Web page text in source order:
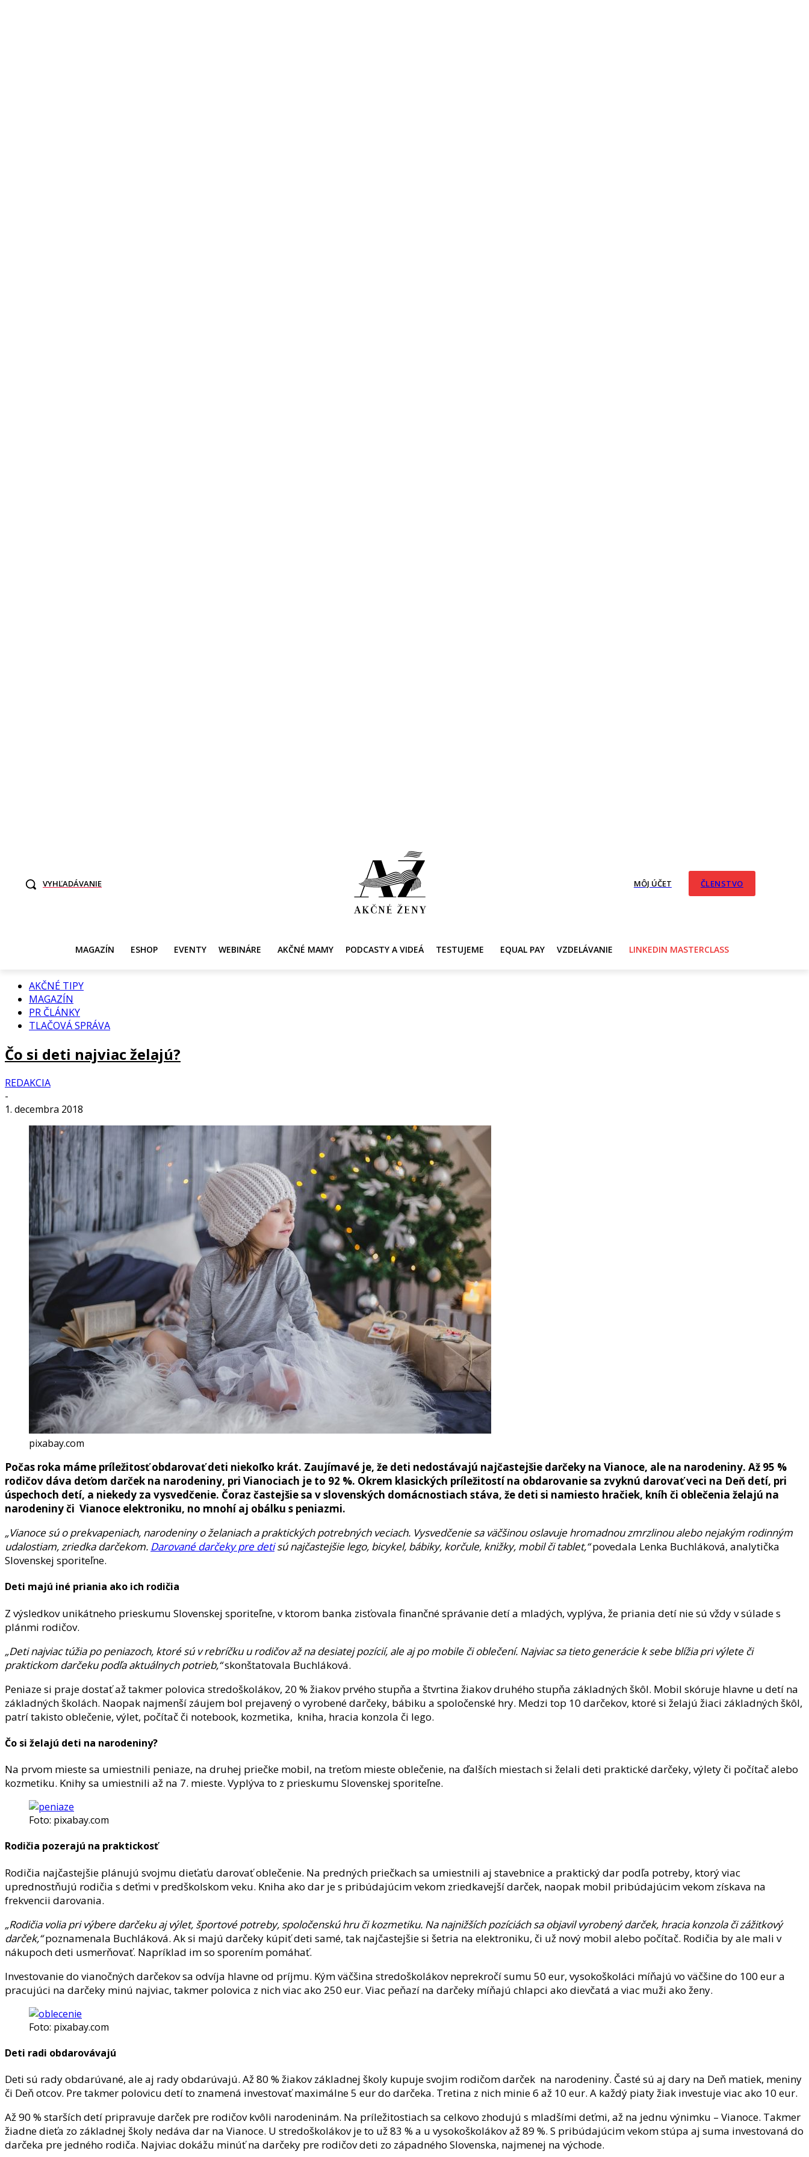
VYHĽADÁVANIE MÔJ ÚČET ČLENSTVO
MAGAZÍN ESHOP EVENTY WEBINÁRE AKČNÉ MAMY PODCASTY A VIDEÁ TESTUJEME EQUAL PAY VZDELÁVANIE LINKEDIN MASTERCLASS
AKČNÉ TIPY
MAGAZÍN
PR ČLÁNKY
TLAČOVÁ SPRÁVA
Čo si deti najviac želajú?
REDAKCIA
-
1. decembra 2018
pixabay.com
Počas roka máme príležitosť obdarovať deti niekoľko krát. Zaujímavé je, že deti nedostávajú najčastejšie darčeky na Vianoce, ale na narodeniny. Až 95 %
rodičov dáva deťom darček na narodeniny, pri Vianociach je to 92 %. Okrem klasických príležitostí na obdarovanie sa zvyknú darovať veci na Deň detí, pri
úspechoch detí, a niekedy za vysvedčenie. Čoraz častejšie sa v slovenských domácnostiach stáva, že deti si namiesto hračiek, kníh či oblečenia želajú na
narodeniny či Vianoce elektroniku, no mnohí aj obálku s peniazmi.
„Vianoce sú o prekvapeniach, narodeniny o želaniach a praktických potrebných veciach. Vysvedčenie sa väčšinou oslavuje hromadnou zmrzlinou alebo nejakým rodinným
udalostiam, zriedka darčekom. Darované darčeky pre detisú najčastejšie lego, bicykel, bábiky, korčule, knižky, mobil či tablet,“povedala Lenka Buchláková, analytička
Slovenskej sporiteľne.
Deti majú iné priania ako ich rodičia
Z výsledkov unikátneho prieskumu Slovenskej sporiteľne, v ktorom banka zisťovala finančné správanie detí a mladých, vyplýva, že priania detí nie sú vždy v súlade s
plánmi rodičov.
„Deti najviac túžia po peniazoch, ktoré sú v rebríčku u rodičov až na desiatej pozícií, ale aj po mobile či oblečení. Najviac sa tieto generácie k sebe blížia pri výlete či
praktickom darčeku podľa aktuálnych potrieb,“skonštatovala Buchláková.
Peniaze si praje dostať až takmer polovica stredoškolákov, 20 % žiakov prvého stupňa a štvrtina žiakov druhého stupňa základných škôl. Mobil skóruje hlavne u detí na
základných školách. Naopak najmenší záujem bol prejavený o vyrobené darčeky, bábiku a spoločenské hry. Medzi top 10 darčekov, ktoré si želajú žiaci základných škôl,
patrí takisto oblečenie, výlet, počítač či notebook, kozmetika, kniha, hracia konzola či lego.
Čo si želajú deti na narodeniny?
Na prvom mieste sa umiestnili peniaze, na druhej priečke mobil, na treťom mieste oblečenie, na ďalších miestach si želali deti praktické darčeky, výlety či počítač alebo
kozmetiku. Knihy sa umiestnili až na 7. mieste. Vyplýva to z prieskumu Slovenskej sporiteľne.
Foto: pixabay.com
Rodičia pozerajú na praktickosť
Rodičia najčastejšie plánujú svojmu dieťaťu darovať oblečenie. Na predných priečkach sa umiestnili aj stavebnice a praktický dar podľa potreby, ktorý viac
uprednostňujú rodičia s deťmi v predškolskom veku. Kniha ako dar je s pribúdajúcim vekom zriedkavejší darček, naopak mobil pribúdajúcim vekom získava na
frekvencii darovania.
„Rodičia volia pri výbere darčeku aj výlet, športové potreby, spoločenskú hru či kozmetiku. Na najnižších pozíciách sa objavil vyrobený darček, hracia konzola či zážitkový
darček,“poznamenala Buchláková. Ak si majú darčeky kúpiť deti samé, tak najčastejšie si šetria na elektroniku, či už nový mobil alebo počítač. Rodičia by ale mali v
nákupoch deti usmerňovať. Napríklad im so sporením pomáhať.
Investovanie do vianočných darčekov sa odvíja hlavne od príjmu. Kým väčšina stredoškolákov neprekročí sumu 50 eur, vysokoškoláci míňajú vo väčšine do 100 eur a
pracujúci na darčeky minú najviac, takmer polovica z nich viac ako 250 eur. Viac peňazí na darčeky míňajú chlapci ako dievčatá a viac muži ako ženy.
Foto: pixabay.com
Deti radi obdarovávajú
Deti sú rady obdarúvané, ale aj rady obdarúvajú. Až 80 % žiakov základnej školy kupuje svojim rodičom darček na narodeniny. Časté sú aj dary na Deň matiek, meniny
či Deň otcov. Pre takmer polovicu detí to znamená investovať maximálne 5 eur do darčeka. Tretina z nich minie 6 až 10 eur. A každý piaty žiak investuje viac ako 10 eur.
Až 90 % starších detí pripravuje darček pre rodičov kvôli narodeninám. Na príležitostiach sa celkovo zhodujú s mladšími deťmi, až na jednu výnimku – Vianoce. Takmer
žiadne dieťa zo základnej školy nedáva dar na Vianoce. U stredoškolákov je to už 83 % a u vysokoškolákov až 89 %. S pribúdajúcim vekom stúpa aj suma investovaná do
darčeka pre jedného rodiča. Najviac dokážu minúť na darčeky pre rodičov deti zo západného Slovenska, najmenej na východe.